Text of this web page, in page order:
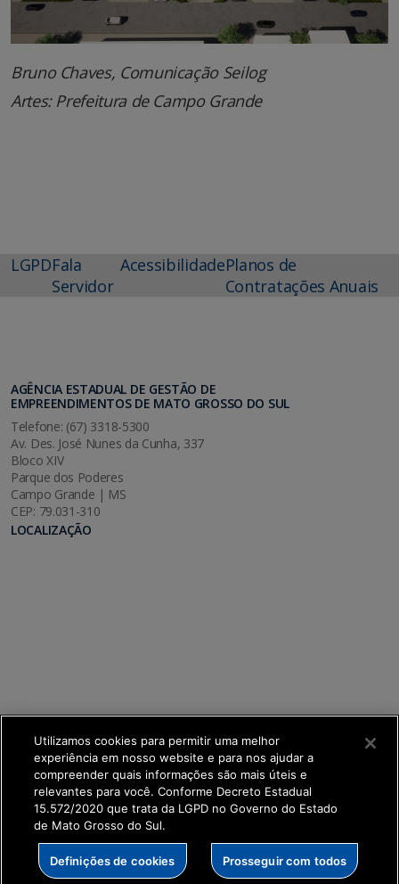
Bruno Chaves, Comunicação Seilog
Artes: Prefeitura de Campo Grande
LGPDFala
Servidor
AcessibilidadePlanos de
Contratações Anuais
AGÊNCIA ESTADUAL DE GESTÃO DE
EMPREENDIMENTOS DE MATO GROSSO DO SUL
Telefone: (67) 3318-5300
Av. Des. José Nunes da Cunha, 337
Bloco XIV
Parque dos Poderes
Campo Grande | MS
CEP: 79.031-310
LOCALIZAÇÃO
SETDIG | Secretaria-Executiva de Transformação
Digital
Utilizamos cookies para permitir uma melhor
experiência em nosso website e para nos ajudar a
compreender quais informações são mais úteis e
relevantes para você. Conforme Decreto Estadual
15.572/2020 que trata da LGPD no Governo do Estado
de Mato Grosso do Sul.
Definições de cookies Prosseguir com todos